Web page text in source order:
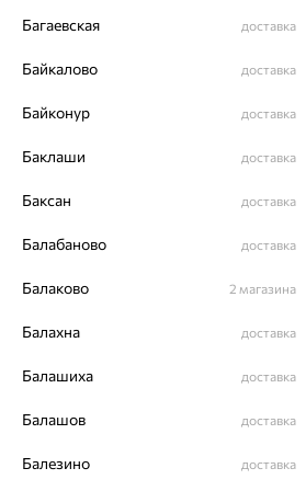
Подписаться на
О нас
Магазины и доставка г. Липецк
еще 3
Другие города
Заказать звонок
Багаевская доставка
Байкалово доставка
Байконур доставка
Баклаши доставка
Баксан доставка
Балабаново доставка
Балаково 2 магазина
Балахна доставка
Балашиха доставка
Балашов доставка
Балезино доставка